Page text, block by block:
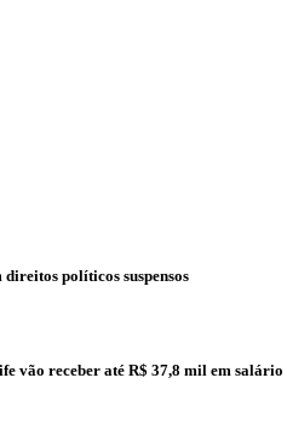
políticos suspensos
vão receber até R$ 37,8 mil em